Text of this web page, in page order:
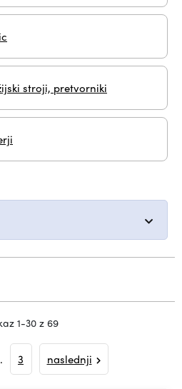
stroji, pretvorniki
1-30 z 69
3 naslednji